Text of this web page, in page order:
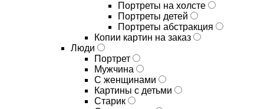
Портреты на холсте
Портреты детей
Портреты абстракция
Копии картин на заказ
Люди
Портрет
Мужчина
С женщинами
Картины с детьми
Старик